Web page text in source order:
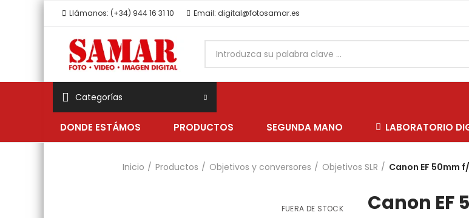
Llámanos: (+34) 944 16 31 10 Email: digital@fotosamar.es
Categorías
DONDE ESTÁMOS PRODUCTOS SEGUNDA MANO LABORATORIO
Inicio Productos Objetivos y conversores Objetivos SLR Canon EF 50mm f/
FUERA DE STOCK Canon EF